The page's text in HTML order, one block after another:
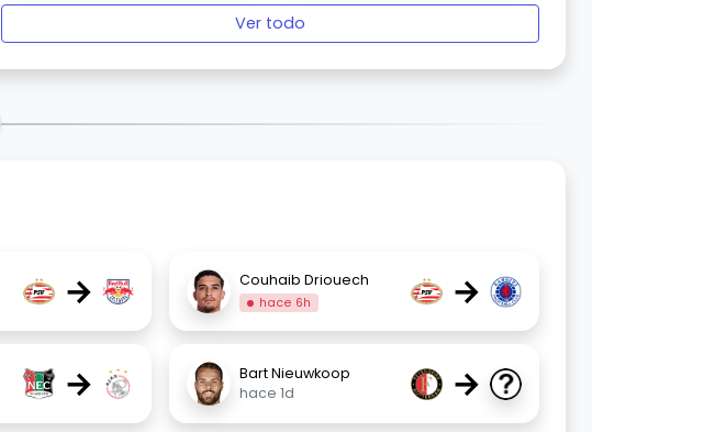
Ver todo
→ Couhaib Driouech
hace 6h →
→
Bart Nieuwkoop
hace 1d
→